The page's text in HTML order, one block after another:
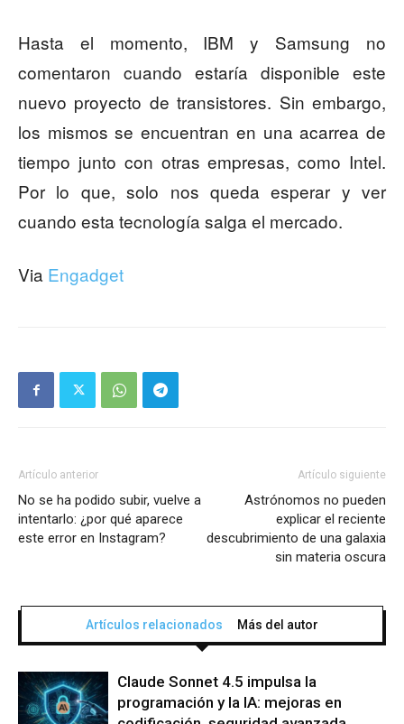
Hasta el momento, IBM y Samsung no
comentaron cuando estaría disponible este
nuevo proyecto de transistores. Sin embargo,
los mismos se encuentran en una acarrea de
tiempo junto con otras empresas, como Intel.
Por lo que, solo nos queda esperar y ver
cuando esta tecnología salga el mercado.
Via Engadget
Artículo anterior
No se ha podido subir, vuelve a
intentarlo: ¿por qué aparece
este error en Instagram?
Artículo siguiente
Astrónomos no pueden
explicar el reciente
descubrimiento de una galaxia
sin materia oscura
Artículos relacionados Más del autor
Claude Sonnet 4.5 impulsa la
programación y la IA: mejoras en